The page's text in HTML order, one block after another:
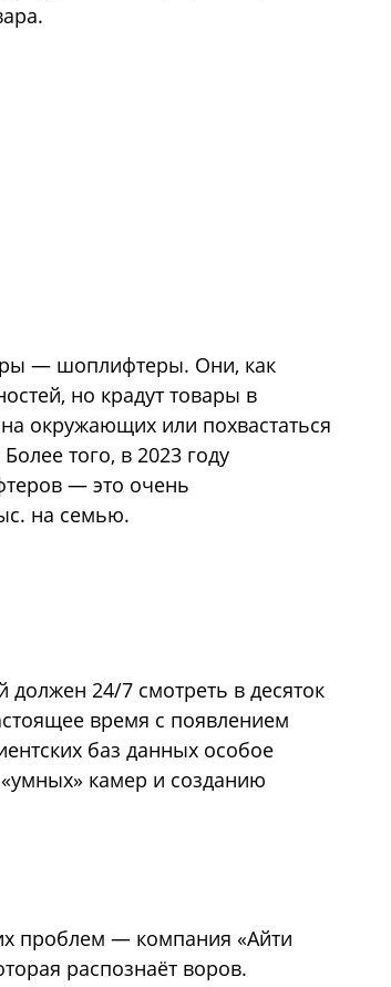
— шоплифтеры. Они, как
но крадут товары в
окружающих или похвастаться
того, в 2023 году
— это очень
на семью.
24/7 смотреть в десяток
время с появлением
баз данных особое
камер и созданию
проблем — компания «Айти
распознаёт воров.